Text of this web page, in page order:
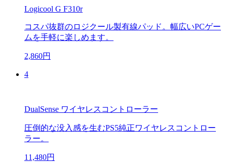
Logicool G F310r
コスパ抜群のロジクール製有線パッド。幅広いPCゲー
ムを手軽に楽しめます。
2,860円
4
DualSense ワイヤレスコントローラー
圧倒的な没入感を生むPS5純正ワイヤレスコントロー
ラー。
11,480円